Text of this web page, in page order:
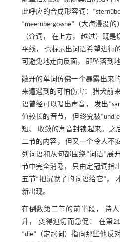
此呼应的合成形容词：
“meerübergossne”（大海浸没
（介词， 在上方， 越过）既
平线， 也标示出词语希望进行
可避免地走向反面， 即坠落到
敞开的单词仿佛一个暴露出来
来遭遇到的可怕伤害： 猎犬前
语曾经可以唱出声音， 发出
值较长的音节， 但终究被“und
短、 收敛的声音封锁起来。之
二节的内容， 但又一个令人不
列词语和从句都围绕“词语”展
节中完全消隐， 只由定冠词指
五节“把沉默了的词语给它”，
新出现。
在倒数第二节的前半段， 诗
升， 变得迫切而急促： 在第
“die”（定冠词）指向那些他反